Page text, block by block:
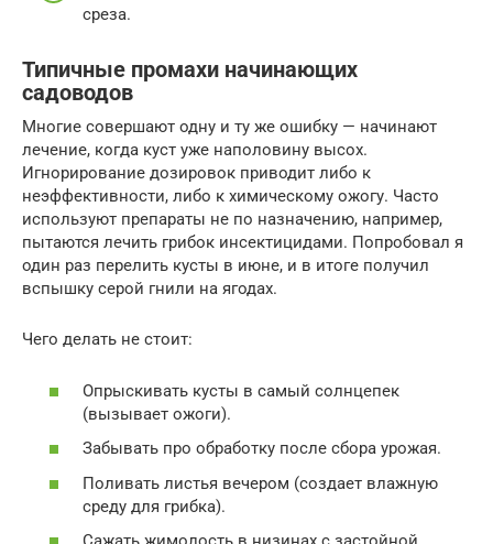
среза.
Типичные промахи начинающих
садоводов
Многие совершают одну и ту же ошибку — начинают
лечение, когда куст уже наполовину высох.
Игнорирование дозировок приводит либо к
неэффективности, либо к химическому ожогу. Часто
используют препараты не по назначению, например,
пытаются лечить грибок инсектицидами. Попробовал я
один раз перелить кусты в июне, и в итоге получил
вспышку серой гнили на ягодах.
Чего делать не стоит:
Опрыскивать кусты в самый солнцепек
(вызывает ожоги).
Забывать про обработку после сбора урожая.
Поливать листья вечером (создает влажную
среду для грибка).